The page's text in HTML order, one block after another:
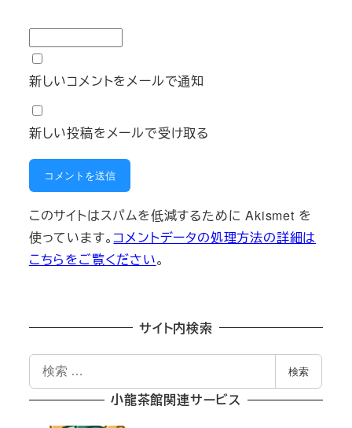
新しいコメントをメールで通知
新しい投稿をメールで受け取る
このサイトはスパムを低減するために Akismet を
使っています。 コメントデータの処理方法の詳細は
こちらをご覧ください。
サイト内検索
索
検索
小龍茶館関連サービス